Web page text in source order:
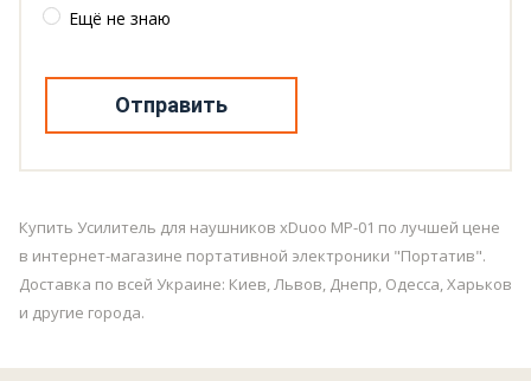
Ещё не знаю
Отправить
Купить Усилитель для наушников xDuoo MP-01 по лучшей цене
в интернет-магазине портативной электроники "Портатив".
Доставка по всей Украине: Киев, Львов, Днепр, Одесса, Харьков
и другие города.